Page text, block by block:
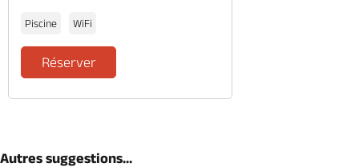
Piscine WiFi
Réserver
Autres suggestions...